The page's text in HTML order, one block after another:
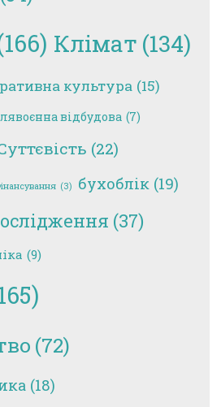
Клімат (134)
культура (15)
відбудова (7)
(22)
(3) бухоблік (19)
(37)
(9)
(72)
(18)